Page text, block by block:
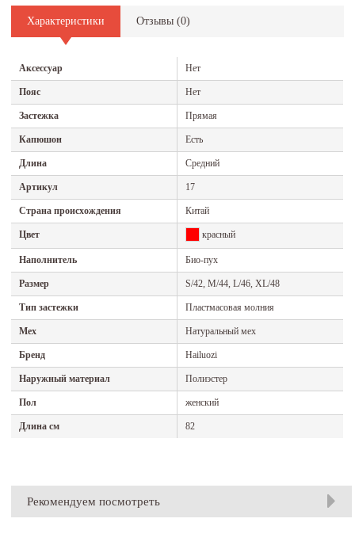
Характеристики Отзывы (0)
Аксессуар Нет
Пояс Нет
Застежка Прямая
Капюшон Есть
Длина Средний
Артикул 17
Страна происхождения Китай
Цвет красный
Наполнитель Био-пух
Размер S/42, M/44, L/46, XL/48
Тип застежки Пластмасовая молния
Мех Натуральный мех
Бренд Hailuozi
Наружный материал Полиэстер
Пол женский
Длина см 82
Рекомендуем посмотреть